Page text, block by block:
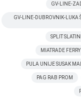
Poznaj Chorwację
GV-LINE-
GV-LINE-DUBROVNIK-LUKA
SPLIT
MIATRADE
PULA UNIJE SUSAK
PAG RAB PROM